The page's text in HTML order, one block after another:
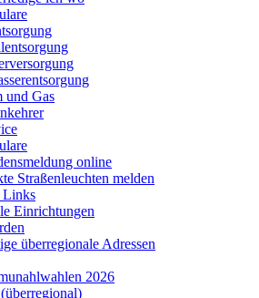
und Gas
online
Straßenleuchten melden
Links
Einrichtungen
überregionale Adressen
2026